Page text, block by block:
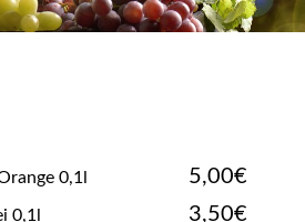
0,1l
5,00€
0,1l
3,50€